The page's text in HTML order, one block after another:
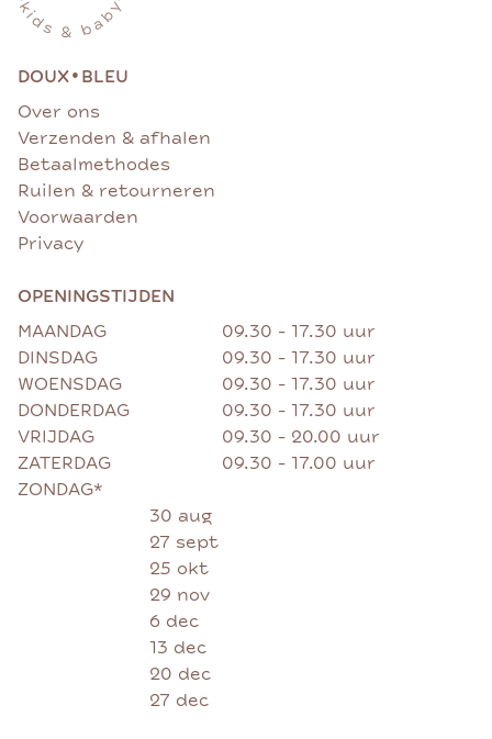
DOUX• BLEU
Over ons
Verzenden & afhalen
Betaalmethodes
Ruilen & retourneren
Voorwaarden
Privacy
OPENINGSTIJDEN
MAANDAG
09.30 - 17.30 uur
DINSDAG
09.30 - 17.30 uur
WOENSDAG
09.30 - 17.30 uur
DONDERDAG
09.30 - 17.30 uur
VRIJDAG
09.30 - 20.00 uur
ZATERDAG
09.30 - 17.00 uur
ZONDAG*
30 aug
27 sept
25 okt
29 nov
6 dec
13 dec
20 dec
27 dec